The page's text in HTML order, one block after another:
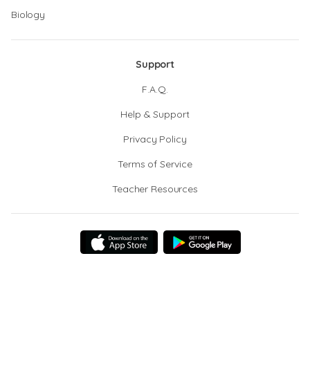
Biology
Support
F.A.Q.
Help & Support
Privacy Policy
Terms of Service
Teacher Resources